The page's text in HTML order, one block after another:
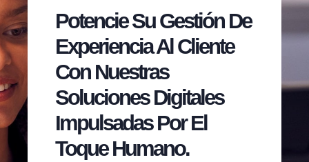
Potencie Su Gestión De
Experiencia Al Cliente
Con Nuestras
Soluciones Digitales
Impulsadas Por El
Toque Humano.